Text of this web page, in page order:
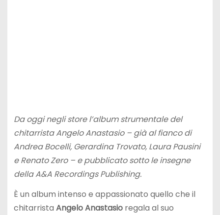
Da oggi negli store l’album strumentale del
chitarrista Angelo Anastasio – già al fianco di
Andrea Bocelli, Gerardina Trovato, Laura Pausini
e Renato Zero – e pubblicato sotto le insegne
della A&A Recordings Publishing.
È un album intenso e appassionato quello che il
chitarrista Angelo Anastasioregala al suo